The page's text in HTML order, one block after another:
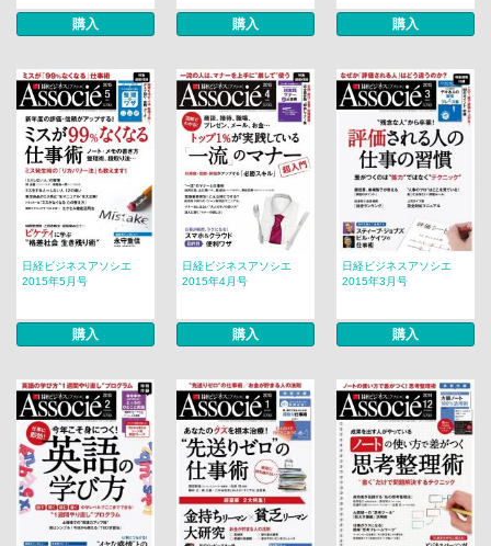
購入 購入 購入
日経ビジネスアソシエ
2015年5月号
購入
日経ビジネスアソシエ
2015年4月号
購入
日経ビジネスアソシエ
2015年3月号
購入